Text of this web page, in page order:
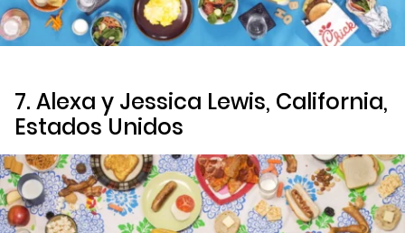
7. Alexa y Jessica Lewis, California,
Estados Unidos